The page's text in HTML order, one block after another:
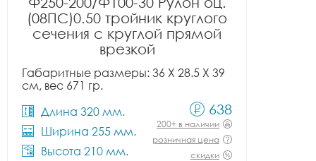
(08ПС)0.50 тройник круглого
сечения с круглой прямой
врезкой
Габаритные размеры: 36 X 28.5 X 39
см, вес 671 гр.
Длина 320 мм.
Ширина 255 мм.
Высота 210 мм.
638
200+ в наличии
розничная цена
скидки